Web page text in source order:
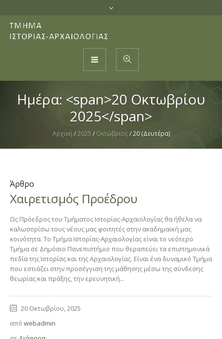
Ημέρα: <span>20 Οκτωβρίου
2025</span>
Αρχική /2025 / Οκτώβριος /20 (Δευτέρα)
Άρθρο
Χαιρετισμός Προέδρου
Ως Πρόεδρος του Τμήματος Ιστορίας-Αρχαιολογίας θα ήθελα να
καλωσορίσω τους νέους μας φοιτητές στην ακαδημαϊκή μας
κοινότητα. Το Τμήμα Ιστορίας-Αρχαιολογίας είναι το νεότερο
Τμήμα σε Δημόσιο Πανεπιστήμιο που θεραπεύει τα επιστημονικά
πεδία της Ιστορίας και της Αρχαιολογίας. Είναι ένα δυναμικό Τμήμα
που εστιάζει στην προσέγγιση της μάθησης μέσω της σύνδεσης
θεωρίας και πράξης, την ερευνητική...
20 Οκτωβρίου, 2025
από webadmin